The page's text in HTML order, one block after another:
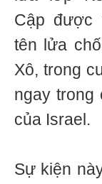
Cập được
tên lửa
Xô, trong
ngay trong
của Israel.
Sự kiện